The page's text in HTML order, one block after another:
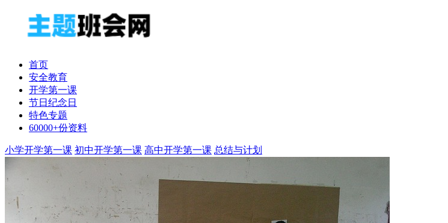
首页
安全教育
开学第一课
节日纪念日
特色专题
60000+份资料
小学开学第一课 初中开学第一课 高中开学第一课 总结与计划